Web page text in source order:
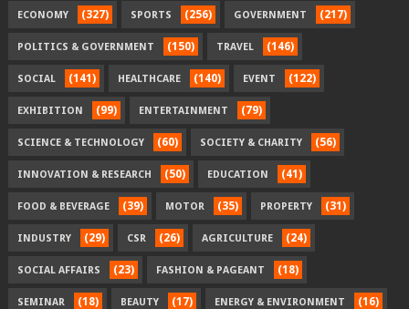
ECONOMY (327) SPORTS (256) GOVERNMENT (217)
POLITICS & GOVERNMENT (150) TRAVEL (146)
SOCIAL (141) HEALTHCARE (140) EVENT (122)
EXHIBITION (99) ENTERTAINMENT (79)
SCIENCE & TECHNOLOGY (60) SOCIETY & CHARITY (56)
INNOVATION & RESEARCH (50) EDUCATION (41)
FOOD & BEVERAGE (39) MOTOR (35) PROPERTY (31)
INDUSTRY (29) CSR (26) AGRICULTURE (24)
SOCIAL AFFAIRS (23) FASHION & PAGEANT (18)
SEMINAR (18) BEAUTY (17) ENERGY & ENVIRONMENT (16)